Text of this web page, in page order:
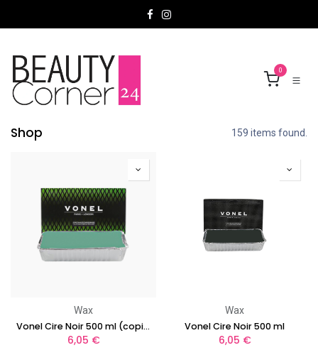
0
Shop 159 items found.
Wax
Vonel Cire Noir 500 ml (copie)
6,05 €
Wax
Vonel Cire Noir 500 ml
6,05 €